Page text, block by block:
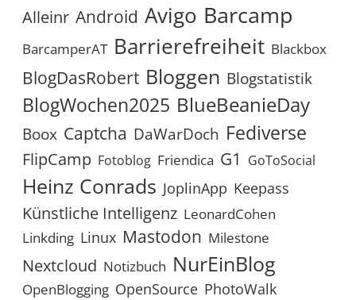
Alleinr Android Avigo Barcamp
BarcamperAT Barrierefreiheit Blackbox
BlogDasRobert Bloggen Blogstatistik
BlogWochen2025 BlueBeanieDay
Boox Captcha DaWarDoch Fediverse
FlipCamp Fotoblog Friendica G1 GoToSocial
Heinz Conrads JoplinApp Keepass
Künstliche Intelligenz LeonardCohen
Linkding Linux Mastodon Milestone
Nextcloud Notizbuch NurEinBlog
OpenBlogging OpenSource PhotoWalk